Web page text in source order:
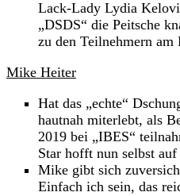
Lack-Lady Lydia
„DSDS“ die Peitsche
zu den Teilnehmern am
Mike Heiter
Hat das „echte“
hautnah miterlebt, als
2019 bei „IBES“
Star hofft nun selbst
Mike gibt sich
Einfach ich sein, das